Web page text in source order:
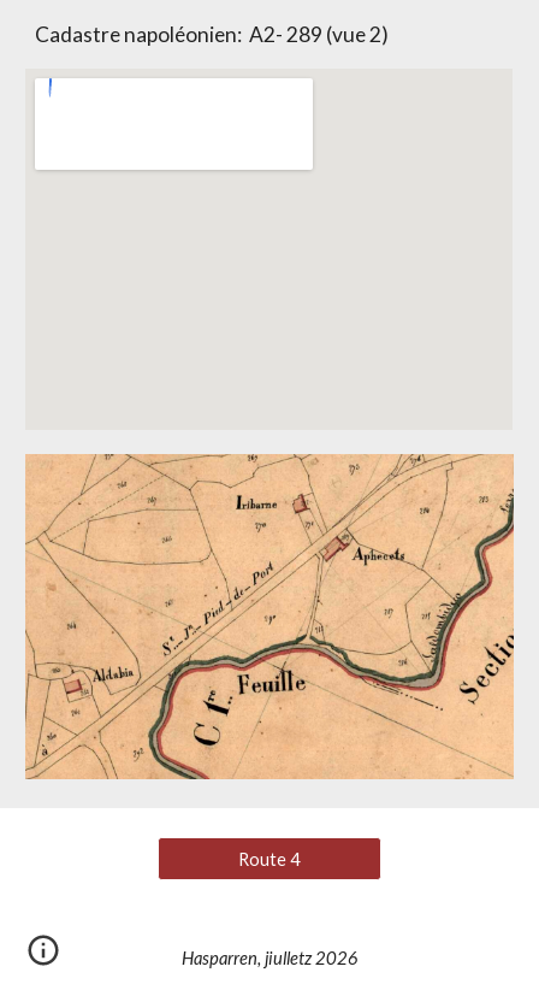
Cadastre napoléonien: A2- 289 (vue 2)
Route 4
Hasparren, jiulletz 2026